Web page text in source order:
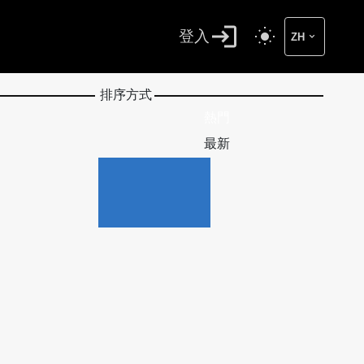
登入 ZH
排序方式
最新